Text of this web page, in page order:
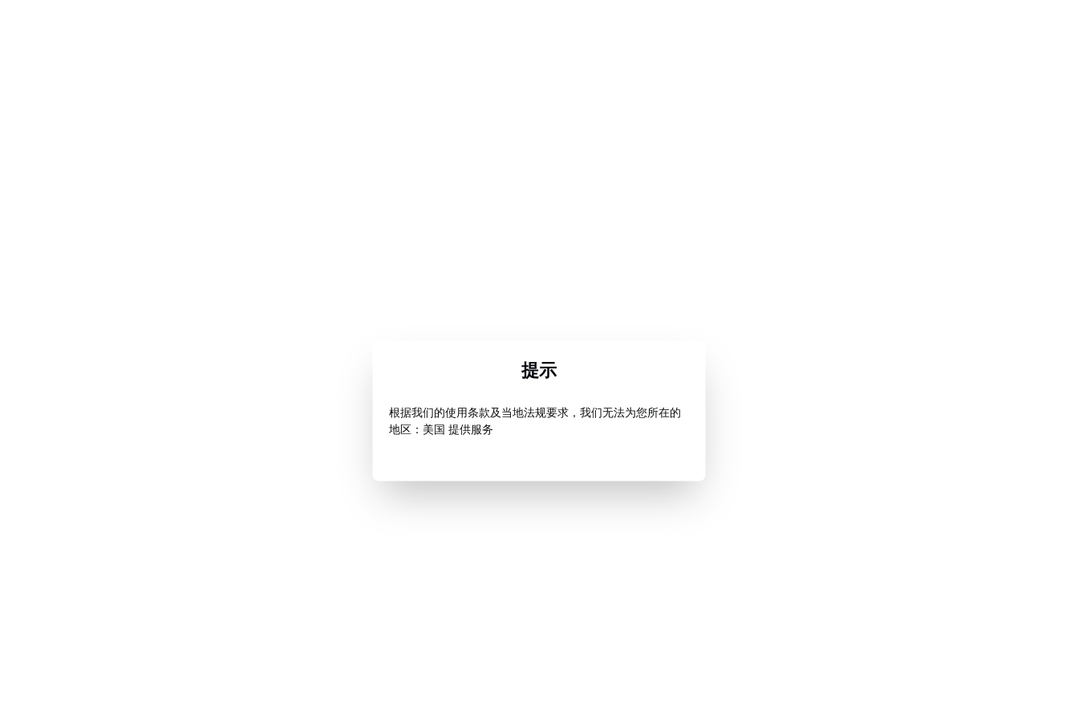
提示
根据我们的使用条款及当地法规要求，我们无法为您所在的
地区：美国 提供服务